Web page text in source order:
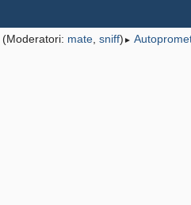
(Moderatori: mate sniff) ►